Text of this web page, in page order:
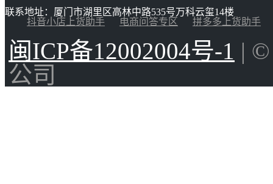
联系地址：厦门市湖里区高林中路535号万科云玺14楼
抖音小店上货助手
电商问答专区 拼多多上货助手
闽ICP备12002004号-1 |
公司